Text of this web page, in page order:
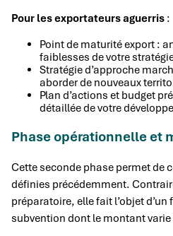
Pour les exportateurs aguerris :
Point de maturité export :
faiblesses de votre
Stratégie d’approche
aborder de nouveaux
Plan d’actions et budget
détaillée de votre
Phase opérationnelle et
Cette seconde phase permet de
définies précédemment.
préparatoire, elle fait l’objet
subvention dont le montant varie